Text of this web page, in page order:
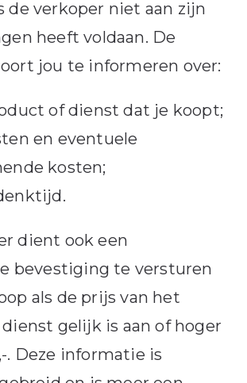
de verkoper niet aan zijn
heeft voldaan. De
jou te informeren over:
of dienst dat je koopt;
en eventuele
kosten;
dient ook een
bevestiging te versturen
als de prijs van het
gelijk is aan of hoger
. Deze informatie is